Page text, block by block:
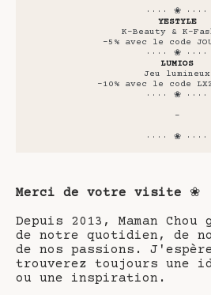
···· ❀ ····
YESTYLE
K-Beauty & K-
-5% avec le code
···· ❀ ····
LUMIOS
Jeu lumineux
-10% avec le code LXZ-
···· ❀ ····
-
···· ❀ ····
Merci de votre visite ❀
Depuis 2013, Maman
de notre quotidien, de
de nos passions.
trouverez toujours une
ou une inspiration.